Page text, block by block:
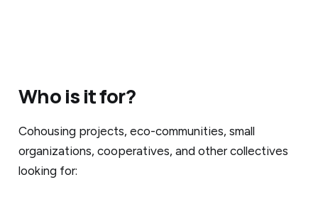
Who is it for?
Cohousing projects, eco-communities, small
organizations, cooperatives, and other collectives
looking for: